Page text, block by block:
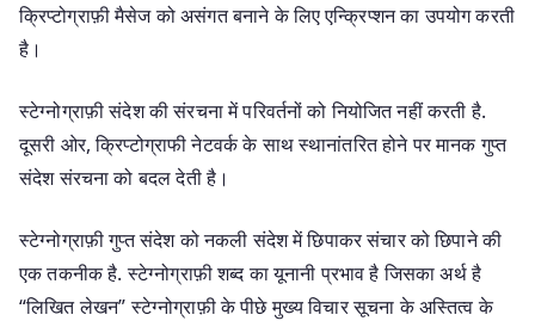
क्रिप्टोग्राफ़ी मैसेज को असंगत बनाने के लिए एन्क्रिप्शन का उपयोग करती
है।
स्टेग्नोग्राफ़ी संदेश की संरचना में परिवर्तनों को नियोजित नहीं करती है.
दूसरी ओर, क्रिप्टोग्राफी नेटवर्क के साथ स्थानांतरित होने पर मानक गुप्त
संदेश संरचना को बदल देती है।
स्टेग्नोग्राफ़ी गुप्त संदेश को नकली संदेश में छिपाकर संचार को छिपाने की
एक तकनीक है. स्टेग्नोग्राफ़ी शब्द का यूनानी प्रभाव है जिसका अर्थ है
“लिखित लेखन” स्टेग्नोग्राफ़ी के पीछे मुख्य विचार सूचना के अस्तित्व के